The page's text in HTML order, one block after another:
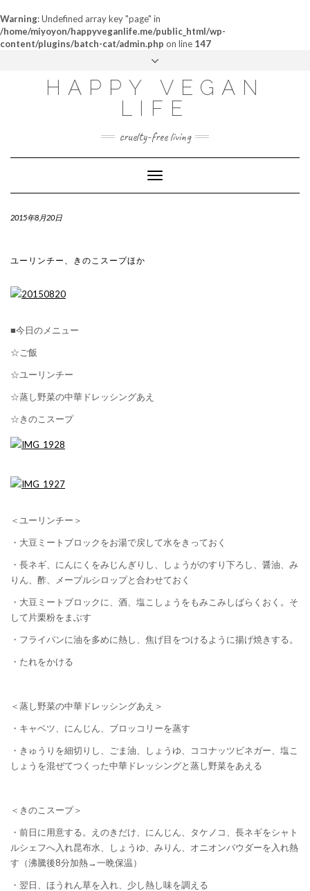
Warning: Undefined array key "page" in
/home/miyoyon/happyveganlife.me/public_html/wp-
content/plugins/batch-cat/admin.php on line 147
ABOUT
MY STORY
CONTACT
HAPPY VEGAN
LIFE
cruelty-free living
Toggle
Navigation
2015年8月20日
ユーリンチー、きのこスープほか
■今日のメニュー
☆ご飯
☆ユーリンチー
☆蒸し野菜の中華ドレッシングあえ
☆きのこスープ
＜ユーリンチー＞
・大豆ミートブロックをお湯で戻して水をきっておく
・長ネギ、にんにくをみじんぎりし、しょうがのすり下ろし、醤油、み
りん、酢、メープルシロップと合わせておく
・大豆ミートブロックに、酒、塩こしょうをもみこみしばらくおく。そ
して片栗粉をまぶす
・フライパンに油を多めに熱し、焦げ目をつけるように揚げ焼きする。
・たれをかける
＜蒸し野菜の中華ドレッシングあえ＞
・キャベツ、にんじん、ブロッコリーを蒸す
・きゅうりを細切りし、ごま油、しょうゆ、ココナッツビネガー、塩こ
しょうを混ぜてつくった中華ドレッシングと蒸し野菜をあえる
＜きのこスープ＞
・前日に用意する。えのきだけ、にんじん、タケノコ、長ネギをシャト
ルシェフへ入れ昆布水、しょうゆ、みりん、オニオンパウダーを入れ熱
す（沸騰後8分加熱→一晩保温）
・翌日、ほうれん草を入れ、少し熱し味を調える